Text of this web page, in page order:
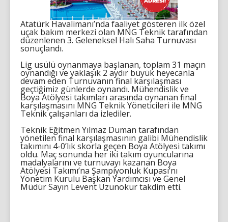
Atatürk Havalimanı’nda faaliyet gösteren ilk özel
uçak bakım merkezi olan MNG Teknik tarafından
düzenlenen 3. Geleneksel Halı Saha Turnuvası
sonuçlandı.
Lig usülü oynanmaya başlanan, toplam 31 maçın
oynandığı ve yaklaşık 2 aydır büyük heyecanla
devam eden Turnuvanın final karşılaşması
geçtiğimiz günlerde oynandı. Mühendislik ve
Boya Atölyesi takımları arasında oynanan final
karşılaşmasını MNG Teknik Yöneticileri ile MNG
Teknik çalışanları da izlediler.
Teknik Eğitmen Yılmaz Duman tarafından
yönetilen final karşılaşmasının galibi Mühendislik
takımını 4-0’lık skorla geçen Boya Atölyesi takımı
oldu. Maç sonunda her iki takım oyuncularına
madalyalarını ve turnuvayı kazanan Boya
Atölyesi Takımı’na Şampiyonluk Kupası’nı
Yönetim Kurulu Başkan Yardımcısı ve Genel
Müdür Sayın Levent Uzunokur takdim etti.